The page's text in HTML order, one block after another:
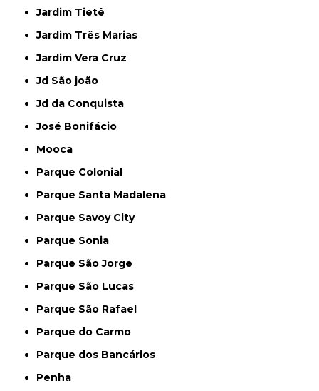
Jardim Tietê
Jardim Três Marias
Jardim Vera Cruz
Jd São joão
Jd da Conquista
José Bonifácio
Mooca
Parque Colonial
Parque Santa Madalena
Parque Savoy City
Parque Sonia
Parque São Jorge
Parque São Lucas
Parque São Rafael
Parque do Carmo
Parque dos Bancários
Penha